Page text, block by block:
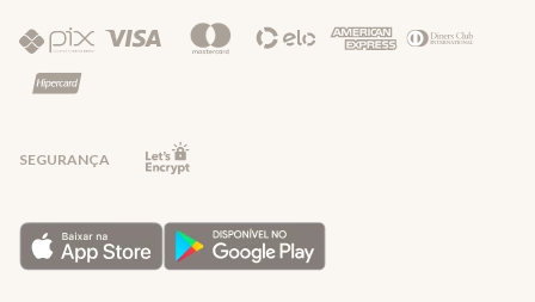
Política de Privacidade
SEGURANÇA